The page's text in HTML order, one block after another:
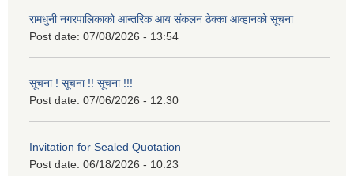
रामधुनी नगरपालिकाको आन्तरिक आय संकलन ठेक्का आव्हानको सूचना
Post date: 07/08/2026 - 13:54
सूचना ! सूचना !! सूचना !!!
Post date: 07/06/2026 - 12:30
Invitation for Sealed Quotation
Post date: 06/18/2026 - 10:23